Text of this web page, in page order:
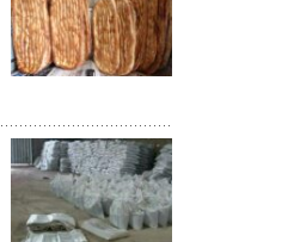
09 دی 1399
07 آبان 1399